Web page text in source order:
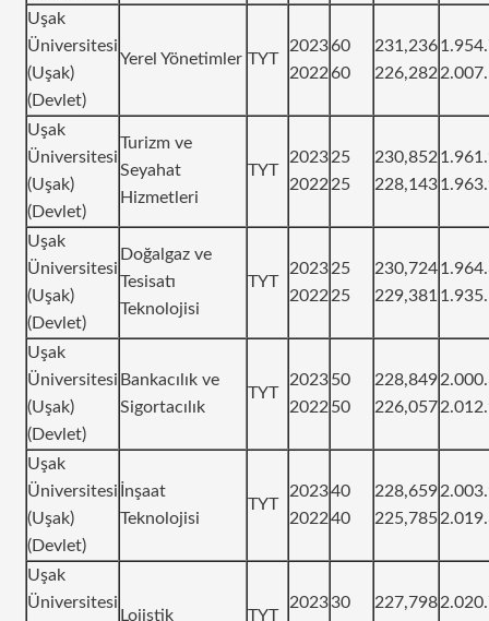
Uşak
Üniversitesi
(Uşak)
(Devlet)
Yerel Yönetimler TYT
2023
2022
60
60
231,236
226,282
Uşak
Üniversitesi
(Uşak)
(Devlet)
Turizm ve
Seyahat
Hizmetleri
TYT
2023
2022
25
25
230,852
228,143
Uşak
Üniversitesi
(Uşak)
(Devlet)
Doğalgaz ve
Tesisatı
Teknolojisi
TYT
2023
2022
25
25
230,724
229,381
Uşak
Üniversitesi
(Uşak)
(Devlet)
Bankacılık ve
Sigortacılık
TYT
2023
2022
50
50
228,849
226,057
Uşak
Üniversitesi
(Uşak)
(Devlet)
İnşaat
Teknolojisi
TYT
2023
2022
40
40
228,659
225,785
Uşak
Üniversitesi
Lojistik TYT
202330
227,798